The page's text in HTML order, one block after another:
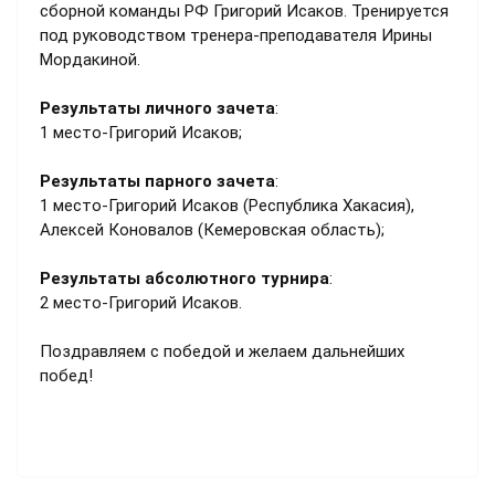
сборной команды РФ Григорий Исаков. Тренируется
под руководством тренера-преподавателя Ирины
Мордакиной.
Результаты личного зачета:
1 место-Григорий Исаков;
Результаты парного зачета:
1 место-Григорий Исаков (Республика Хакасия),
Алексей Коновалов (Кемеровская область);
Результаты абсолютного турнира:
2 место-Григорий Исаков.
Поздравляем с победой и желаем дальнейших
побед!